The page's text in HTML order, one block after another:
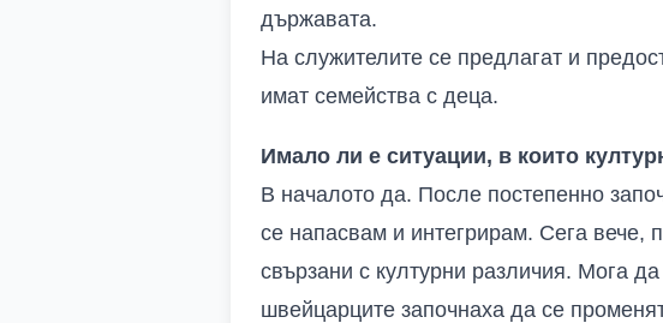
държавата.
На служителите се предлагат и
имат семейства с деца.
Имало ли е ситуации, в които
В началото да. После постепенно
се напасвам и интегрирам. Сега вече,
свързани с културни различия. Мога
швейцарците започнаха да се